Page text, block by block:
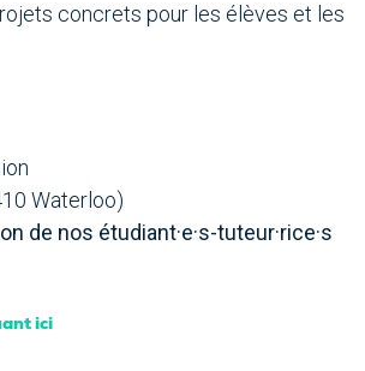
concrets pour les élèves et les
Waterloo)
de nos étudiant·e·s-tuteur·rice·s
ici